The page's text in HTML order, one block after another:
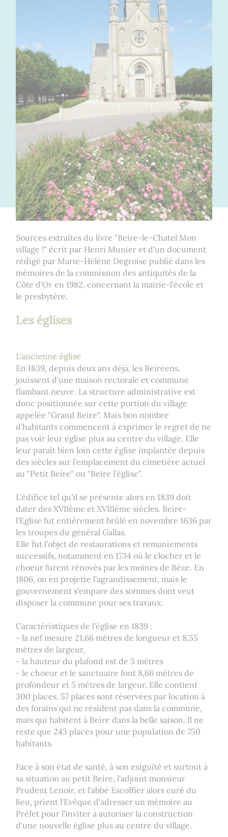
Sources extraites du livre "Beire-le-Chatel Mon
village !" écrit par Henri Munier et d'un document
rédigé par Marie-Hélène Degroise publié dans les
mémoires de la commission des antiquités de la
Côte d'Or en 1982, concernant la mairie-l'école et
le presbytère.
Les églises
L'ancienne église
En 1839, depuis deux ans déjà, les Beiréens,
jouissent d'une maison rectorale et commune
flambant neuve. La structure administrative est
donc positionnée sur cette portion du village
appelée "Grand Beire". Mais bon nombre
d'habitants commencent à exprimer le regret de ne
pas voir leur église plus au centre du village. Elle
leur paraît bien loin cette église implantée depuis
des siècles sur l'emplacement du cimetière actuel
au "Petit Beire" ou "Beire l'église".
L'édifice tel qu'il se présente alors en 1839 doit
dater des XVIIème et XVIIIème siècles. Beire-
l'Eglise fut entièrement brûlé en novembre 1636 par
les troupes du général Gallas.
Elle fut l'objet de restaurations et remaniements
successifs, notamment en 1734 où le clocher et le
choeur furent rénovés par les moines de Bèze. En
1806, on en projette l'agrandissement, mais le
gouvernement s'empare des sommes dont veut
disposer la commune pour ses travaux.
Caractéristiques de l'église en 1839 :
- la nef mesure 21,66 mètres de longueur et 8,55
mètres de largeur,
- la hauteur du plafond est de 5 mètres
- le choeur et le sanctuaire font 8,66 mètres de
profondeur et 5 mètres de largeur. Elle contient
300 places. 57 places sont réservées par location à
des forains qui ne résident pas dans la commune,
mais qui habitent à Beire dans la belle saison. Il ne
reste que 243 places pour une population de 750
habitants.
Face à son état de santé, à son exiguïté et surtout à
sa situation au petit Beire, l'adjoint monsieur
Prudent Lenoir, et l'abbé Escoffier alors curé du
lieu, prient l'Evêque d'adresser un mémoire au
Préfet pour l'inviter à autoriser la construction
d'une nouvelle église plus au centre du village.